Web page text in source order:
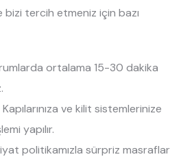
bizi tercih etmeniz için bazı
ortalama 15-30 dakika
Kapılarınıza ve kilit sistemlerinize
yapılır.
politikamızla sürpriz masraflar